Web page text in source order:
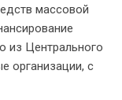
массовой
из Центрального
организации, с